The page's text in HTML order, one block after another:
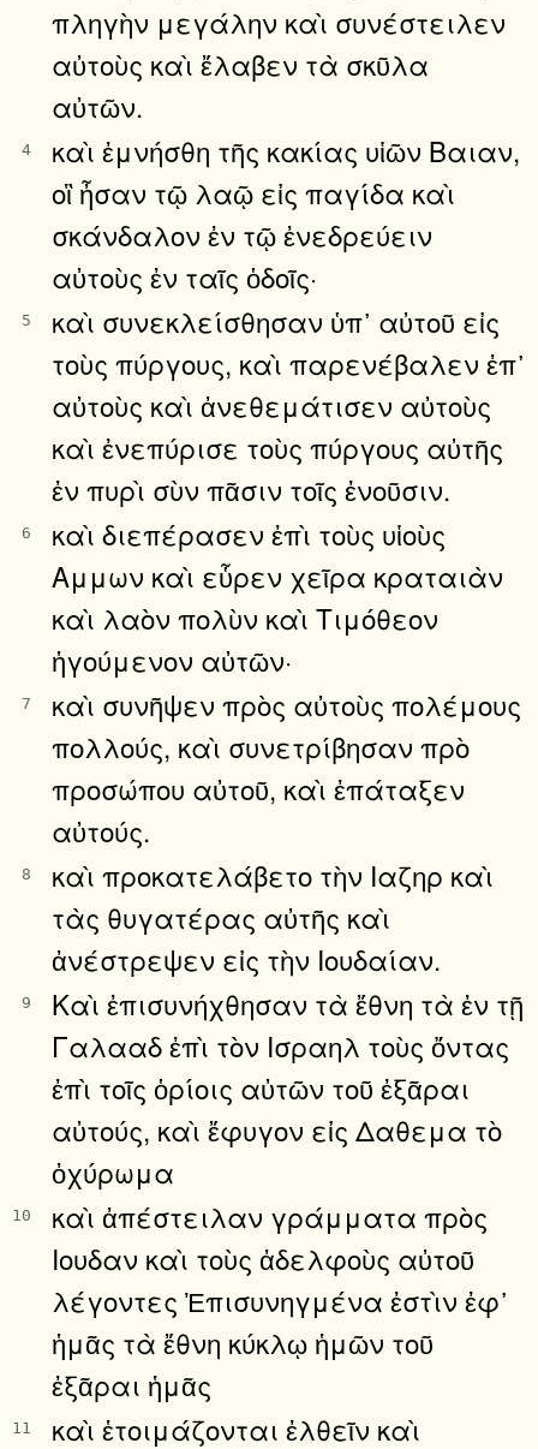
πληγὴν μεγάλην καὶ συνέστειλεν
αὐτοὺς καὶ ἔλαβεν τὰ σκῦλα
αὐτῶν.
4
καὶ ἐμνήσθη τῆς κακίας υἱῶν Βαιαν,
οἳ ἦσαν τῷ λαῷ εἰς παγίδα καὶ
σκάνδαλον ἐν τῷ ἐνεδρεύειν
αὐτοὺς ἐν ταῖς ὁδοῖς·
5
καὶ συνεκλείσθησαν ὑπ᾿ αὐτοῦ εἰς
τοὺς πύργους, καὶ παρενέβαλεν ἐπ᾿
αὐτοὺς καὶ ἀνεθεμάτισεν αὐτοὺς
καὶ ἐνεπύρισε τοὺς πύργους αὐτῆς
ἐν πυρὶ σὺν πᾶσιν τοῖς ἐνοῦσιν.
6
καὶ διεπέρασεν ἐπὶ τοὺς υἱοὺς
Αμμων καὶ εὗρεν χεῖρα κραταιὰν
καὶ λαὸν πολὺν καὶ Τιμόθεον
ἡγούμενον αὐτῶν·
7
καὶ συνῆψεν πρὸς αὐτοὺς πολέμους
πολλούς, καὶ συνετρίβησαν πρὸ
προσώπου αὐτοῦ, καὶ ἐπάταξεν
αὐτούς.
8
καὶ προκατελάβετο τὴν Ιαζηρ καὶ
τὰς θυγατέρας αὐτῆς καὶ
ἀνέστρεψεν εἰς τὴν Ιουδαίαν.
9
Καὶ ἐπισυνήχθησαν τὰ ἔθνη τὰ ἐν τῇ
Γαλααδ ἐπὶ τὸν Ισραηλ τοὺς ὄντας
ἐπὶ τοῖς ὁρίοις αὐτῶν τοῦ ἐξᾶραι
αὐτούς, καὶ ἔφυγον εἰς Δαθεμα τὸ
ὀχύρωμα
10
καὶ ἀπέστειλαν γράμματα πρὸς
Ιουδαν καὶ τοὺς ἀδελφοὺς αὐτοῦ
λέγοντες Ἐπισυνηγμένα ἐστὶν ἐφ᾿
ἡμᾶς τὰ ἔθνη κύκλῳ ἡμῶν τοῦ
ἐξᾶραι ἡμᾶς
11
καὶ ἑτοιμάζονται ἐλθεῖν καὶ